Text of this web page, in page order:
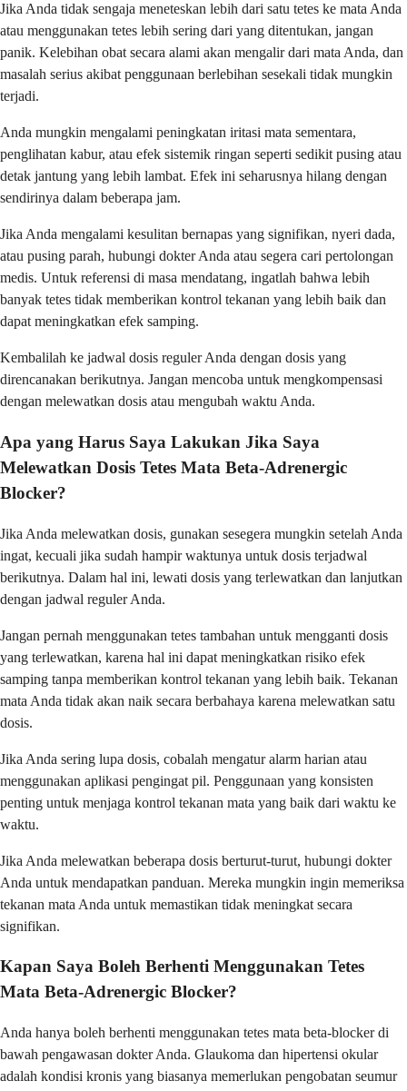
Jika Anda tidak sengaja meneteskan lebih dari satu tetes ke mata Anda
atau menggunakan tetes lebih sering dari yang ditentukan, jangan
panik. Kelebihan obat secara alami akan mengalir dari mata Anda, dan
masalah serius akibat penggunaan berlebihan sesekali tidak mungkin
terjadi.
Anda mungkin mengalami peningkatan iritasi mata sementara,
penglihatan kabur, atau efek sistemik ringan seperti sedikit pusing atau
detak jantung yang lebih lambat. Efek ini seharusnya hilang dengan
sendirinya dalam beberapa jam.
Jika Anda mengalami kesulitan bernapas yang signifikan, nyeri dada,
atau pusing parah, hubungi dokter Anda atau segera cari pertolongan
medis. Untuk referensi di masa mendatang, ingatlah bahwa lebih
banyak tetes tidak memberikan kontrol tekanan yang lebih baik dan
dapat meningkatkan efek samping.
Kembalilah ke jadwal dosis reguler Anda dengan dosis yang
direncanakan berikutnya. Jangan mencoba untuk mengkompensasi
dengan melewatkan dosis atau mengubah waktu Anda.
Apa yang Harus Saya Lakukan Jika Saya
Melewatkan Dosis Tetes Mata Beta-Adrenergic
Blocker?
Jika Anda melewatkan dosis, gunakan sesegera mungkin setelah Anda
ingat, kecuali jika sudah hampir waktunya untuk dosis terjadwal
berikutnya. Dalam hal ini, lewati dosis yang terlewatkan dan lanjutkan
dengan jadwal reguler Anda.
Jangan pernah menggunakan tetes tambahan untuk mengganti dosis
yang terlewatkan, karena hal ini dapat meningkatkan risiko efek
samping tanpa memberikan kontrol tekanan yang lebih baik. Tekanan
mata Anda tidak akan naik secara berbahaya karena melewatkan satu
dosis.
Jika Anda sering lupa dosis, cobalah mengatur alarm harian atau
menggunakan aplikasi pengingat pil. Penggunaan yang konsisten
penting untuk menjaga kontrol tekanan mata yang baik dari waktu ke
waktu.
Jika Anda melewatkan beberapa dosis berturut-turut, hubungi dokter
Anda untuk mendapatkan panduan. Mereka mungkin ingin memeriksa
tekanan mata Anda untuk memastikan tidak meningkat secara
signifikan.
Kapan Saya Boleh Berhenti Menggunakan Tetes
Mata Beta-Adrenergic Blocker?
Anda hanya boleh berhenti menggunakan tetes mata beta-blocker di
bawah pengawasan dokter Anda. Glaukoma dan hipertensi okular
adalah kondisi kronis yang biasanya memerlukan pengobatan seumur